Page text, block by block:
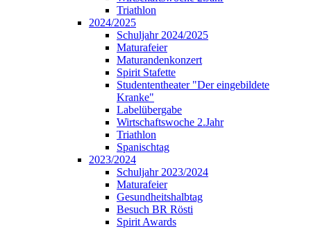
Triathlon
2024/2025
Schuljahr 2024/2025
Maturafeier
Maturandenkonzert
Spirit Stafette
Studententheater "Der eingebildete
Kranke"
Labelübergabe
Wirtschaftswoche 2.Jahr
Triathlon
Spanischtag
2023/2024
Schuljahr 2023/2024
Maturafeier
Gesundheitshalbtag
Besuch BR Rösti
Spirit Awards